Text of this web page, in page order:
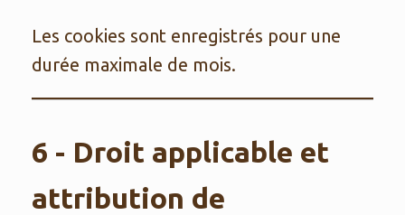
Les cookies sont enregistrés pour une
durée maximale de mois.
6 - Droit applicable et
attribution de